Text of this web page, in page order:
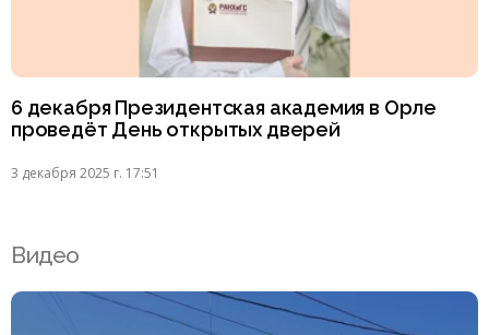
6 декабря Президентская академия в Орле
проведёт День открытых дверей
3 декабря 2025 г. 17:51
Видео